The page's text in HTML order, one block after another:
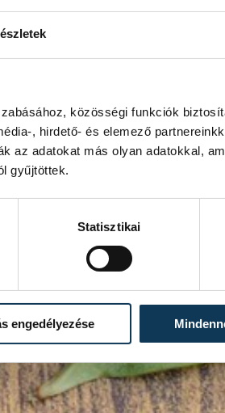
közösségi funkciók
, hirdető- és elemező
az adatokat más olyan adatokkal,
gyűjtöttek.
Statisztikai
engedélyezése